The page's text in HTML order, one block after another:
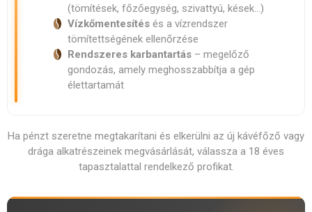
(tömítések, főzőegység, szivattyú, kések…)
Vízkőmentesítés és a vízrendszer
tömítettségének ellenőrzése
Rendszeres karbantartás – megelőző
gondozás, amely meghosszabbítja a gép
élettartamát
Ha pénzt szeretne megtakarítani és elkerülni az új kávéfőző vagy
drága alkatrészeinek megvásárlását, válassza a 18 éves
tapasztalattal rendelkező profikat.